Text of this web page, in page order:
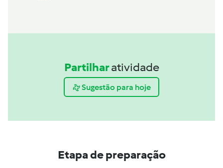
Partilharatividade
Sugestão para hoje
Etapa de preparação